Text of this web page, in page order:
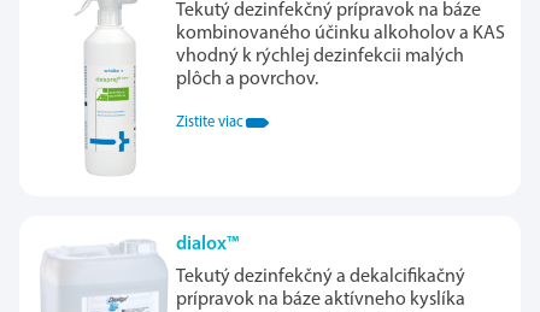
Tekutý dezinfekčný prípravok na báze
kombinovaného účinku alkoholov a KAS
vhodný k rýchlej dezinfekcii malých
plôch a povrchov.
Zistite viac
dialox™
Tekutý dezinfekčný a dekalcifikačný
prípravok na báze aktívneho kyslíka